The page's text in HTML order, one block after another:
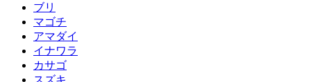
ブリ
マゴチ
アマダイ
イナワラ
カサゴ
スズキ